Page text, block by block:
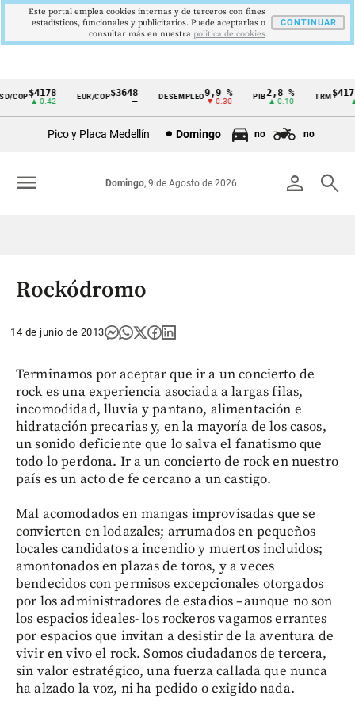
Cintillo
Colombia
COP$4178
▲ 0.42
EUR/COP$3648 DESEMPLEO 9,9 %
▼ 0.30
PIB2,8 %
▲ 0.10
TRM
▲
Pico y Placa Medellín Domingo no no
person search
Domingo, 9 de Agosto de 2026
menu
Rockódromo
14 de junio de 2013
Terminamos por aceptar que ir a un concierto de
rock es una experiencia asociada a largas filas,
incomodidad, lluvia y pantano, alimentación e
hidratación precarias y, en la mayoría de los casos,
un sonido deficiente que lo salva el fanatismo que
todo lo perdona. Ir a un concierto de rock en nuestro
país es un acto de fe cercano a un castigo.
Mal acomodados en mangas improvisadas que se
convierten en lodazales; arrumados en pequeños
locales candidatos a incendio y muertos incluidos;
amontonados en plazas de toros, y a veces
bendecidos con permisos excepcionales otorgados
por los administradores de estadios –aunque no son
los espacios ideales- los rockeros vagamos errantes
por espacios que invitan a desistir de la aventura de
vivir en vivo el rock. Somos ciudadanos de tercera,
sin valor estratégico, una fuerza callada que nunca
ha alzado la voz, ni ha pedido o exigido nada.
Este portal emplea cookies internas y de terceros con fines
estadísticos, funcionales y publicitarios. Puede aceptarlas o
consultar más en nuestra politica de cookies
CONTINUAR